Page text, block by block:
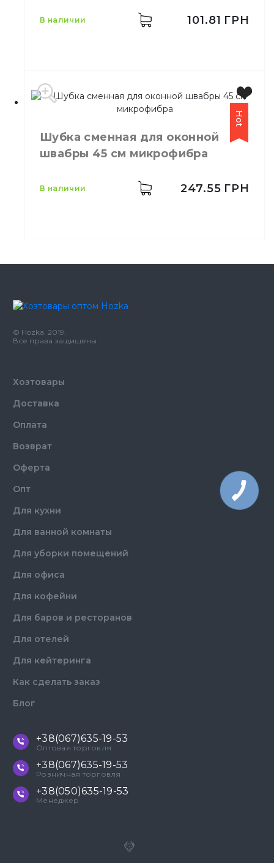
Бренд
York
Размер
200г
Материал
Хлопок
в наличии 101.81 ГРН
Hot
Шубка сменная для оконной
швабры 45 см микрофибра
Материал
Микрофибра
в наличии 247.55 ГРН
© Hozka. 2019.
Все права защищены
Хозтовары
Доставка
Оплата
Возврат
Оферта
Опт
Для кухни
Для ванной комнаты
Для уборки помещений
Для офиса
Для кофейни
Для баров и ресторанов
Для отелей
Для кейтеринга
Как сделать заказ
Блог
+38(067)635-19-53
Оптовая торговля
+38(067)635-19-53
Розничная торговля
+38(050)635-19-53
Менеджер